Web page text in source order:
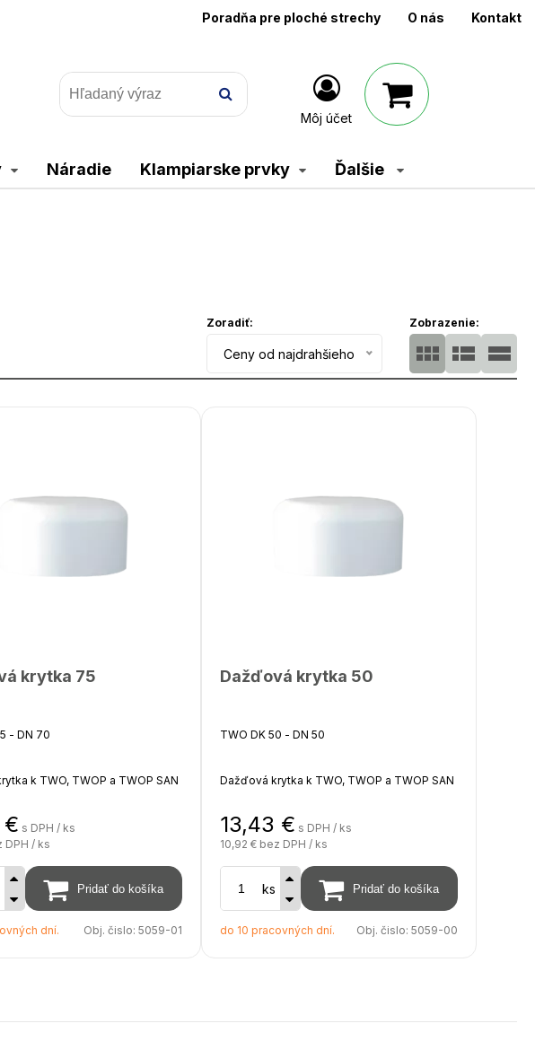
Poradňa pre ploché strechy O nás Kontakt
Môj účet
Náradie Klampiarske prvky Ďalšie
Zobrazenie:
Zoradiť:
Ceny od najdrahšieho
krytka 75
- DN 70
k TWO, TWOP a TWOP SAN
€ s DPH / ks
DPH / ks
dní. Obj. čislo: 5059-01
Dažďová krytka 50
TWO DK 50 - DN 50
Dažďová krytka k TWO, TWOP a TWOP SAN
13,43 € s DPH / ks
10,92 € bez DPH / ks
ks
do 10 pracovných dní. Obj. čislo: 5059-00